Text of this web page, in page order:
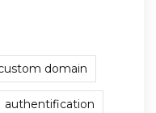
domain
authentification